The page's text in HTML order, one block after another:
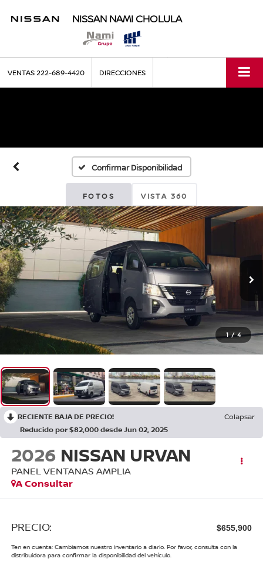
NISSAN NAMI CHOLULA
VENTAS222-689-4420 DIRECCIONES
Confirmar Disponibilidad
FOTOS VISTA 360
1 / 4
RECIENTE BAJA DE PRECIO!
Colapsar
Reducido por $82,000 desde Jun 02, 2025
2026 NISSAN URVAN
PANEL VENTANAS AMPLIA
A Consultar
PRECIO: $655,900
Ten en cuenta: Cambiamos nuestro inventario a diario. Por favor, consulta con la
distribuidora para confirmar la disponibilidad del vehículo.